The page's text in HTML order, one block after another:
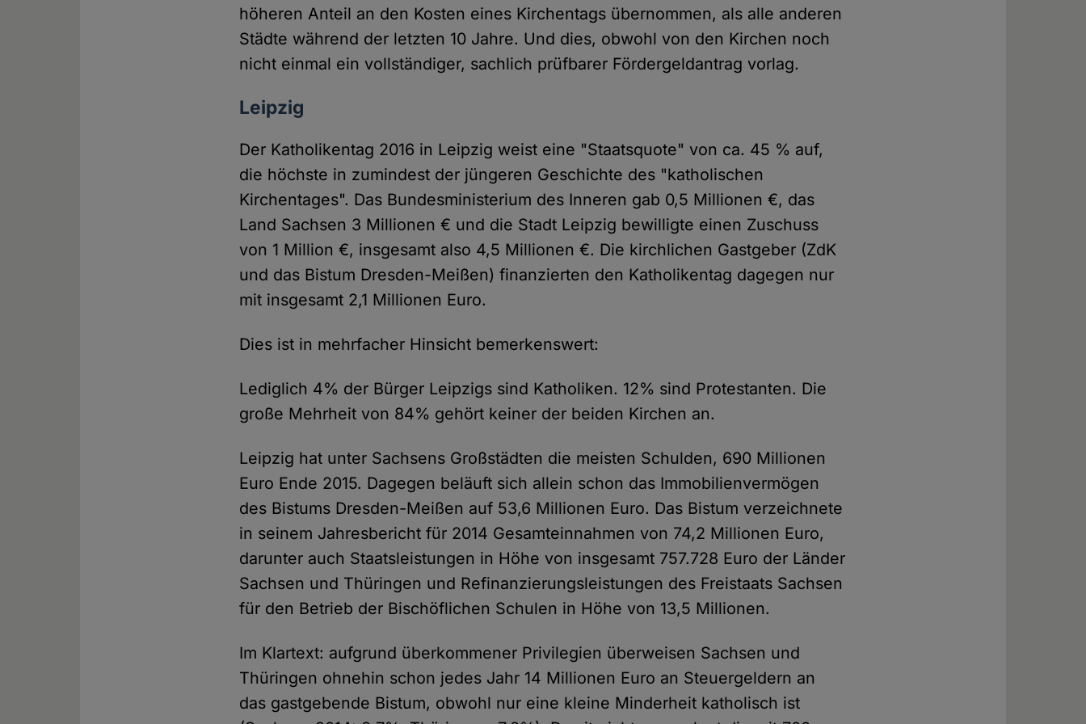
höheren Anteil an den Kosten eines Kirchentags übernommen, als alle anderen
Städte während der letzten 10 Jahre. Und dies, obwohl von den Kirchen noch
nicht einmal ein vollständiger, sachlich prüfbarer Fördergeldantrag vorlag.
Leipzig
Der Katholikentag 2016 in Leipzig weist eine "Staatsquote" von ca. 45 % auf,
die höchste in zumindest der jüngeren Geschichte des "katholischen
Kirchentages". Das Bundesministerium des Inneren gab 0,5 Millionen €, das
Land Sachsen 3 Millionen € und die Stadt Leipzig bewilligte einen Zuschuss
von 1 Million €, insgesamt also 4,5 Millionen €. Die kirchlichen Gastgeber (ZdK
und das Bistum Dresden-Meißen) finanzierten den Katholikentag dagegen nur
mit insgesamt 2,1 Millionen Euro.
Dies ist in mehrfacher Hinsicht bemerkenswert:
Lediglich 4% der Bürger Leipzigs sind Katholiken. 12% sind Protestanten. Die
große Mehrheit von 84% gehört keiner der beiden Kirchen an.
Leipzig hat unter Sachsens Großstädten die meisten Schulden, 690 Millionen
Euro Ende 2015. Dagegen beläuft sich allein schon das Immobilienvermögen
des Bistums Dresden-Meißen auf 53,6 Millionen Euro. Das Bistum verzeichnete
in seinem Jahresbericht für 2014 Gesamteinnahmen von 74,2 Millionen Euro,
darunter auch Staatsleistungen in Höhe von insgesamt 757.728 Euro der Länder
Sachsen und Thüringen und Refinanzierungsleistungen des Freistaats Sachsen
für den Betrieb der Bischöflichen Schulen in Höhe von 13,5 Millionen.
Im Klartext: aufgrund überkommener Privilegien überweisen Sachsen und
Thüringen ohnehin schon jedes Jahr 14 Millionen Euro an Steuergeldern an
das gastgebende Bistum, obwohl nur eine kleine Minderheit katholisch ist